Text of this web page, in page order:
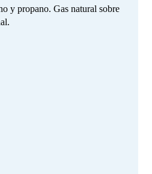
y propano. Gas natural sobre